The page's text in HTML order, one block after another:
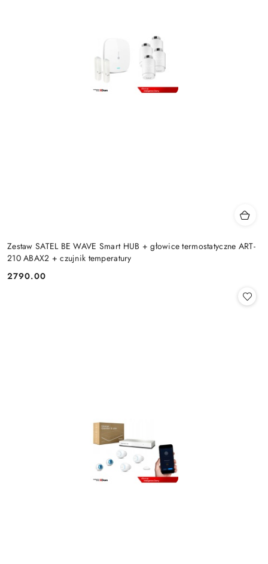
Zestaw SATEL BE WAVE Smart HUB + głowice termostatyczne ART-
210 ABAX2 + czujnik temperatury
Cena:
2790.00